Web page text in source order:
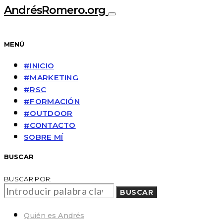
AndrésRomero.org
MENÚ
#INICIO
#MARKETING
#RSC
#FORMACIÓN
#OUTDOOR
#CONTACTO
SOBRE MÍ
BUSCAR
BUSCAR POR:
BUSCAR
Quién es Andrés